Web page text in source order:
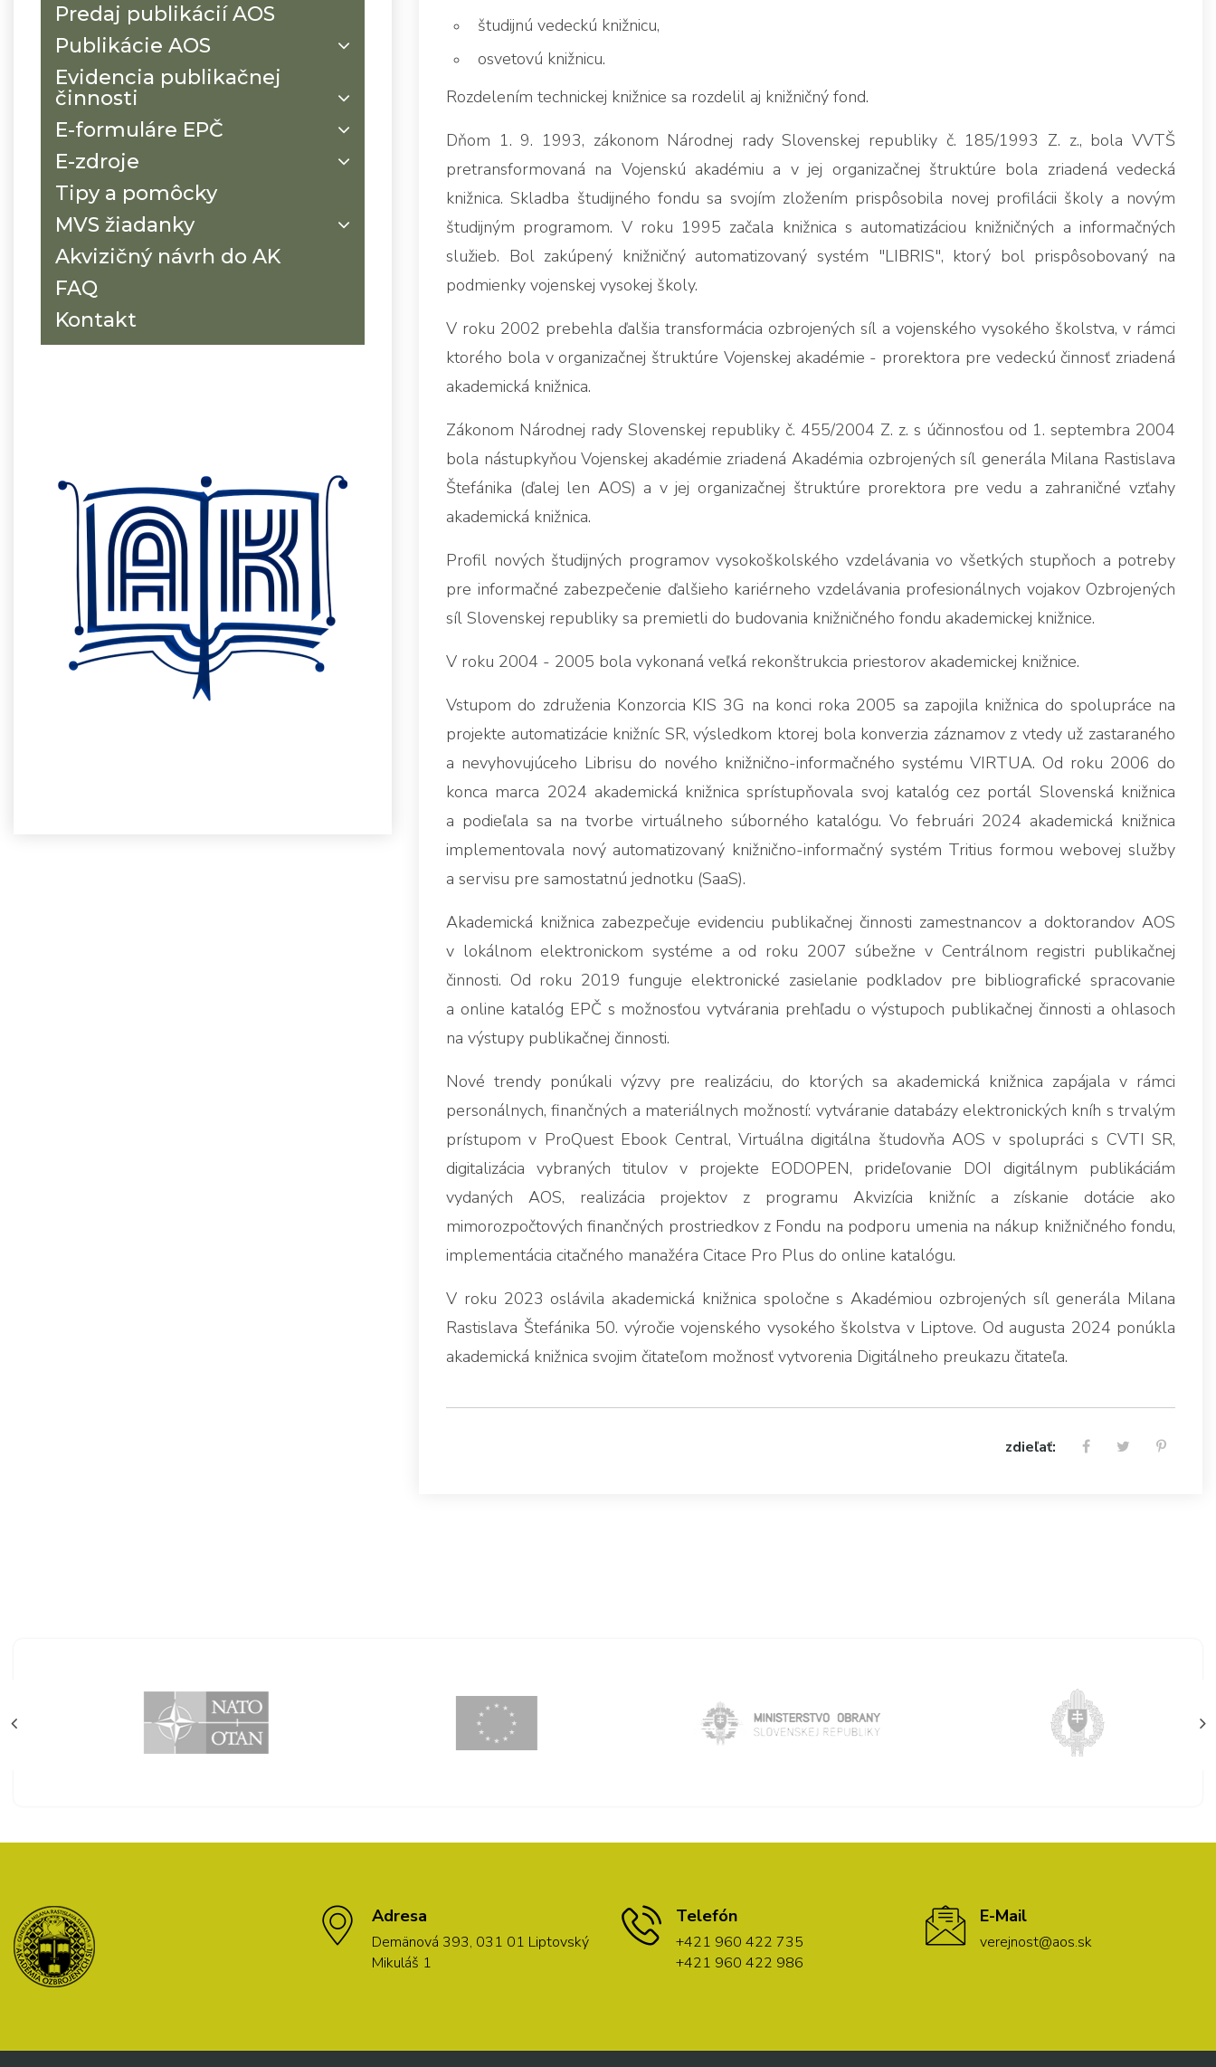
Predaj publikácií AOS
Publikácie AOS
Evidencia publikačnej
činnosti
E-formuláre EPČ
E-zdroje
Tipy a pomôcky
MVS žiadanky
Akvizičný návrh do AK
FAQ
Kontakt
študijnú vedeckú knižnicu,
osvetovú knižnicu.
Rozdelením technickej knižnice sa rozdelil aj knižničný fond.
Dňom 1. 9. 1993, zákonom Národnej rady Slovenskej republiky č. 185/1993 Z. z., bola VVTŠ
pretransformovaná na Vojenskú akadémiu a v jej organizačnej štruktúre bola zriadená vedecká
knižnica. Skladba študijného fondu sa svojím zložením prispôsobila novej profilácii školy a novým
študijným programom. V roku 1995 začala knižnica s automatizáciou knižničných a informačných
služieb. Bol zakúpený knižničný automatizovaný systém "LIBRIS", ktorý bol prispôsobovaný na
podmienky vojenskej vysokej školy.
V roku 2002 prebehla ďalšia transformácia ozbrojených síl a vojenského vysokého školstva, v rámci
ktorého bola v organizačnej štruktúre Vojenskej akadémie - prorektora pre vedeckú činnosť zriadená
akademická knižnica.
Zákonom Národnej rady Slovenskej republiky č. 455/2004 Z. z. s účinnosťou od 1. septembra 2004
bola nástupkyňou Vojenskej akadémie zriadená Akadémia ozbrojených síl generála Milana Rastislava
Štefánika (ďalej len AOS) a v jej organizačnej štruktúre prorektora pre vedu a zahraničné vzťahy
akademická knižnica.
Profil nových študijných programov vysokoškolského vzdelávania vo všetkých stupňoch a potreby
pre informačné zabezpečenie ďalšieho kariérneho vzdelávania profesionálnych vojakov Ozbrojených
síl Slovenskej republiky sa premietli do budovania knižničného fondu akademickej knižnice.
V roku 2004 - 2005 bola vykonaná veľká rekonštrukcia priestorov akademickej knižnice.
Vstupom do združenia Konzorcia KIS 3G na konci roka 2005 sa zapojila knižnica do spolupráce na
projekte automatizácie knižníc SR, výsledkom ktorej bola konverzia záznamov z vtedy už zastaraného
a nevyhovujúceho Librisu do nového knižnično-informačného systému VIRTUA. Od roku 2006 do
konca marca 2024 akademická knižnica sprístupňovala svoj katalóg cez portál Slovenská knižnica
a podieľala sa na tvorbe virtuálneho súborného katalógu. Vo februári 2024 akademická knižnica
implementovala nový automatizovaný knižnično-informačný systém Tritius formou webovej služby
a servisu pre samostatnú jednotku (SaaS).
Akademická knižnica zabezpečuje evidenciu publikačnej činnosti zamestnancov a doktorandov AOS
v lokálnom elektronickom systéme a od roku 2007 súbežne v Centrálnom registri publikačnej
činnosti. Od roku 2019 funguje elektronické zasielanie podkladov pre bibliografické spracovanie
a online katalóg EPČ s možnosťou vytvárania prehľadu o výstupoch publikačnej činnosti a ohlasoch
na výstupy publikačnej činnosti.
Nové trendy ponúkali výzvy pre realizáciu, do ktorých sa akademická knižnica zapájala v rámci
personálnych, finančných a materiálnych možností: vytváranie databázy elektronických kníh s trvalým
prístupom v ProQuest Ebook Central, Virtuálna digitálna študovňa AOS v spolupráci s CVTI SR,
digitalizácia vybraných titulov v projekte EODOPEN, prideľovanie DOI digitálnym publikáciám
vydaných AOS, realizácia projektov z programu Akvizícia knižníc a získanie dotácie ako
mimorozpočtových finančných prostriedkov z Fondu na podporu umenia na nákup knižničného fondu,
implementácia citačného manažéra Citace Pro Plus do online katalógu.
V roku 2023 oslávila akademická knižnica spoločne s Akadémiou ozbrojených síl generála Milana
Rastislava Štefánika 50. výročie vojenského vysokého školstva v Liptove. Od augusta 2024 ponúkla
akademická knižnica svojim čitateľom možnosť vytvorenia Digitálneho preukazu čitateľa.
zdieľať:
Adresa
Demänová 393, 031 01 Liptovský
Mikuláš 1
Telefón
+421 960 422 735
+421 960 422 986
E-Mail
verejnost@aos.sk